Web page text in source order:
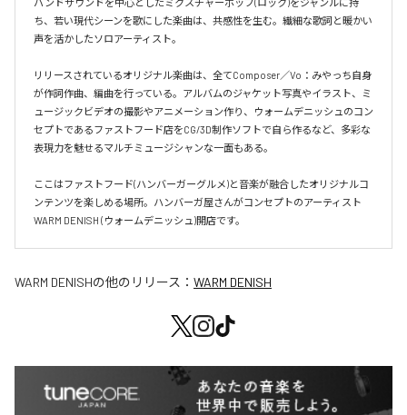
バンドサウンドを中心としたミクスチャーポップ(ロック)をジャンルに持
ち、若い現代シーンを歌にした楽曲は、共感性を生む。繊細な歌詞と暖かい
声を活かしたソロアーティスト。
リリースされているオリジナル楽曲は、全てComposer／Vo：みやっち自身
が作詞作曲、編曲を行っている。アルバムのジャケット写真やイラスト、ミ
ュージックビデオの撮影やアニメーション作り、ウォームデニッシュのコン
セプトであるファストフード店をCG/3D制作ソフトで自ら作るなど、多彩な
表現力を魅せるマルチミュージシャンな一面もある。
ここはファストフード(ハンバーガーグルメ)と音楽が融合したオリジナルコ
ンテンツを楽しめる場所。ハンバーガ屋さんがコンセプトのアーティスト
WARM DENISH (ウォームデニッシュ)開店です。
WARM DENISHの他のリリース： WARM DENISH